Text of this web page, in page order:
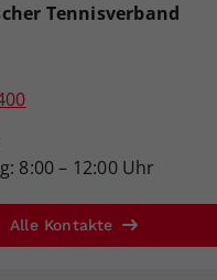
Tennisverband
8:00 – 12:00 Uhr
Alle Kontakte